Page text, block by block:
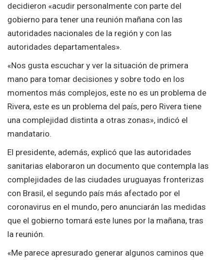
decidieron «acudir personalmente con parte del
gobierno para tener una reunión mañana con las
autoridades nacionales de la región y con las
autoridades departamentales».
«Nos gusta escuchar y ver la situación de primera
mano para tomar decisiones y sobre todo en los
momentos más complejos, este no es un problema de
Rivera, este es un problema del país, pero Rivera tiene
una complejidad distinta a otras zonas», indicó el
mandatario.
El presidente, además, explicó que las autoridades
sanitarias elaboraron un documento que contempla las
complejidades de las ciudades uruguayas fronterizas
con Brasil, el segundo país más afectado por el
coronavirus en el mundo, pero anunciarán las medidas
que el gobierno tomará este lunes por la mañana, tras
la reunión.
«Me parece apresurado generar algunos caminos que